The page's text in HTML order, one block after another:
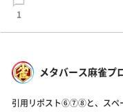
1
メタバース麻雀プ
引用リポスト⑥⑦⑧と、スペ